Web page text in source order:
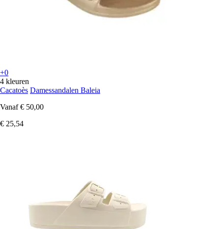
+0
4 kleuren
Cacatoès Damessandalen Baleia
Vanaf € 50,00
€ 25,54